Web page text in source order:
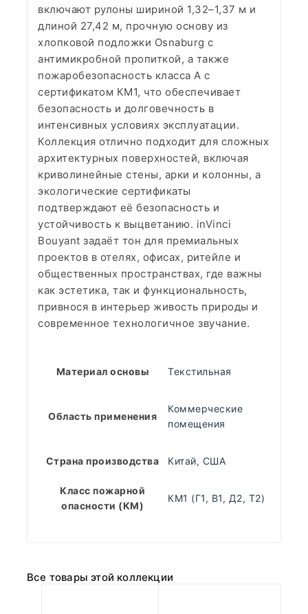
включают рулоны шириной 1,32–1,37 м и
длиной 27,42 м, прочную основу из
хлопковой подложки Osnaburg с
антимикробной пропиткой, а также
пожаробезопасность класса А с
сертификатом КМ1, что обеспечивает
безопасность и долговечность в
интенсивных условиях эксплуатации.
Коллекция отлично подходит для сложных
архитектурных поверхностей, включая
криволинейные стены, арки и колонны, а
экологические сертификаты
подтверждают её безопасность и
устойчивость к выцветанию. inVinci
Bouyant задаёт тон для премиальных
проектов в отелях, офисах, ритейле и
общественных пространствах, где важны
как эстетика, так и функциональность,
привнося в интерьер живость природы и
современное технологичное звучание.
Материал основы Текстильная
Область применения
Коммерческие
помещения
Страна производства Китай, США
Класс пожарной
опасности (КМ)
КМ1 (Г1, В1, Д2, Т2)
Все товары этой коллекции